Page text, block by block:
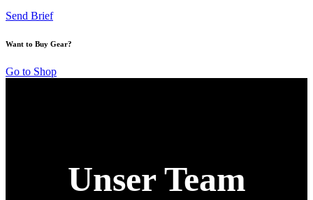
Send Brief
Want to Buy Gear?
Go to Shop
Unser Team